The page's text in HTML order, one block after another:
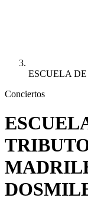
ESCUELA
Conciertos